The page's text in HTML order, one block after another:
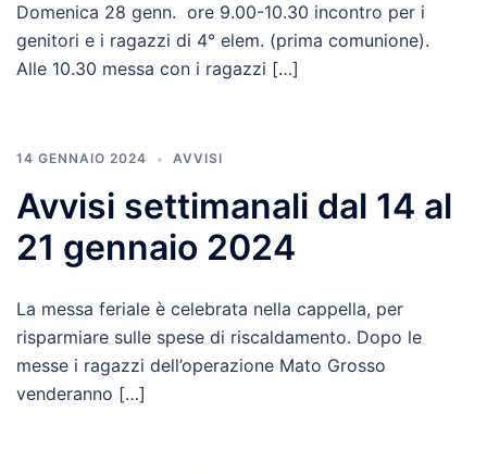
Domenica 28 genn. ore 9.00-10.30 incontro per i
genitori e i ragazzi di 4° elem. (prima comunione).
Alle 10.30 messa con i ragazzi […]
14 GENNAIO 2024 AVVISI
Avvisi settimanali dal 14 al
21 gennaio 2024
La messa feriale è celebrata nella cappella, per
risparmiare sulle spese di riscaldamento. Dopo le
messe i ragazzi dell’operazione Mato Grosso
venderanno […]